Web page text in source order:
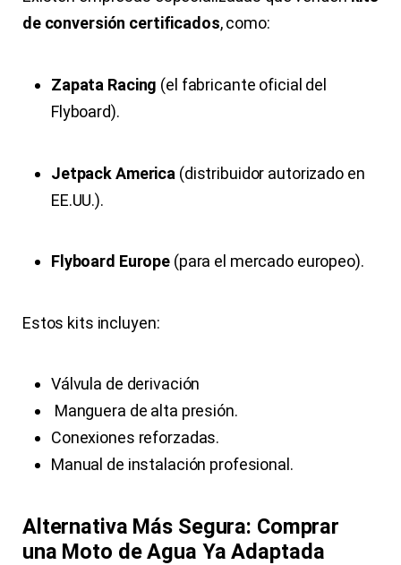
de conversión certificados, como:
Zapata Racing (el fabricante oficial del
Flyboard).
Jetpack America (distribuidor autorizado en
EE.UU.).
Flyboard Europe (para el mercado europeo).
Estos kits incluyen:
Válvula de derivación
Manguera de alta presión.
Conexiones reforzadas.
Manual de instalación profesional.
Alternativa Más Segura: Comprar
una Moto de Agua Ya Adaptada